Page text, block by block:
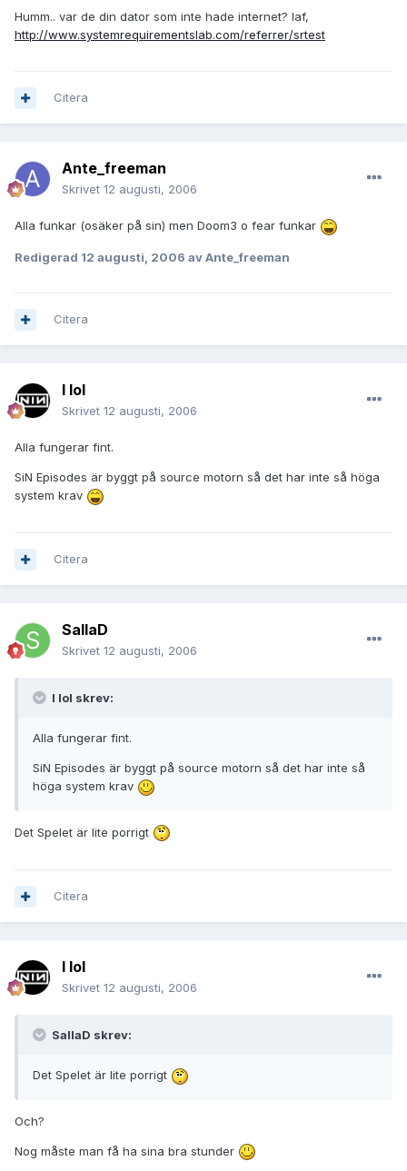
Humm.. var de din dator som inte hade internet? Iaf,
http://www.systemrequirementslab.com/referrer/srtest
Citera
Ante_freeman
Skrivet 12 augusti, 2006
Alla funkar (osäker på sin) men Doom3 o fear funkar
Redigerad 12 augusti, 2006 av Ante_freeman
Citera
I lol
Skrivet 12 augusti, 2006
Alla fungerar fint.
SiN Episodes är byggt på source motorn så det har inte så höga
system krav
Citera
SallaD
Skrivet 12 augusti, 2006
I lol skrev:
Alla fungerar fint.
SiN Episodes är byggt på source motorn så det har inte så
höga system krav
Det Spelet är lite porrigt
Citera
I lol
Skrivet 12 augusti, 2006
SallaD skrev:
Det Spelet är lite porrigt
Och?
Nog måste man få ha sina bra stunder